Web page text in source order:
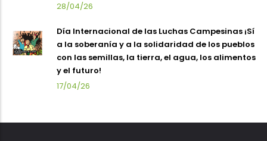
28/04/26
Día Internacional de las Luchas Campesinas ¡Sí
a la soberanía y a la solidaridad de los pueblos
con las semillas, la tierra, el agua, los alimentos
y el futuro!
17/04/26